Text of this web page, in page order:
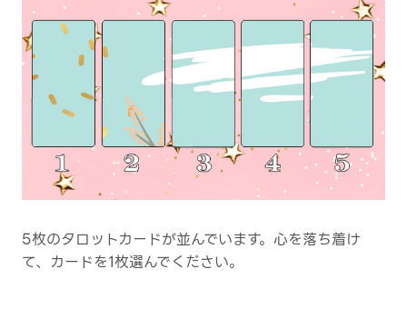
5枚のタロットカードが並んでいます。心を落ち着け
て、カードを1枚選んでください。